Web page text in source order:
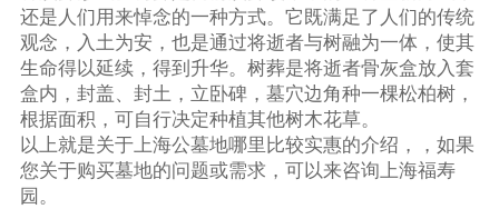
还是人们用来悼念的一种方式。它既满足了人们的传统
观念，入土为安，也是通过将逝者与树融为一体，使其
生命得以延续，得到升华。树葬是将逝者骨灰盒放入套
盒内，封盖、封土，立卧碑，墓穴边角种一棵松柏树，
根据面积，可自行决定种植其他树木花草。
以上就是关于上海公墓地哪里比较实惠的介绍，，如果
您关于购买墓地的问题或需求，可以来咨询上海福寿
园。